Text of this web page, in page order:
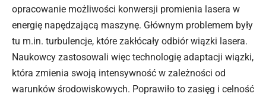
opracowanie możliwości konwersji promienia lasera w
energię napędzającą maszynę. Głównym problemem były
tu m.in. turbulencje, które zakłócały odbiór wiązki lasera.
Naukowcy zastosowali więc technologię adaptacji wiązki,
która zmienia swoją intensywność w zależności od
warunków środowiskowych. Poprawiło to zasięg i celność